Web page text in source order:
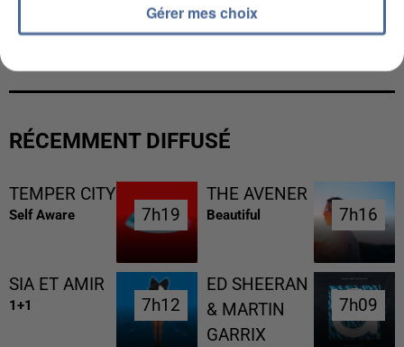
UN SECOND CADRE DE LA DZ MAFIA
RÉCEMMENT DIFFUSÉ
TEMPER CITY
Self Aware 7h19
7h19
THE AVENER
Beautiful 7h16
7h16
SIA ET AMIR
1+1 7h12
7h12
ED SHEERAN
& MARTIN
GARRIX
7h09
7h09
Gérer mes choix